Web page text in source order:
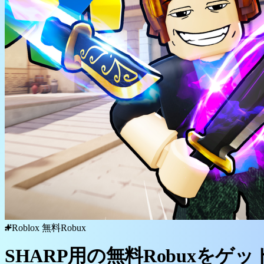
Roblox 無料Robux
SHARP用の無料Robuxをゲッ